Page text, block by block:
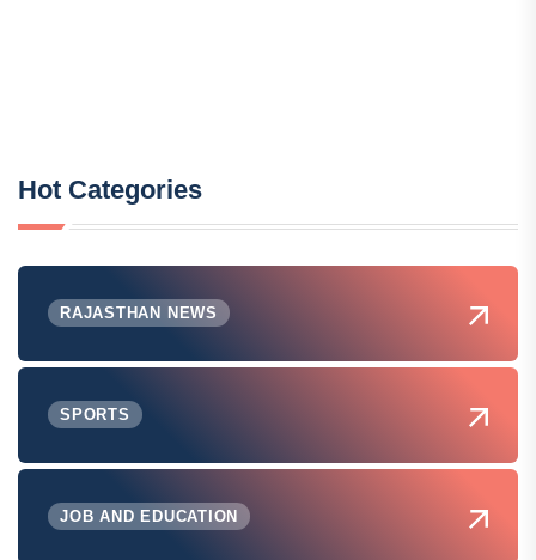
Hot Categories
RAJASTHAN NEWS
SPORTS
JOB AND EDUCATION